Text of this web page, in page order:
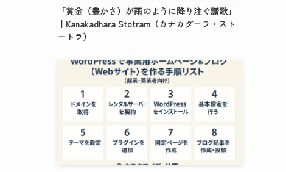
「黄金（豊かさ）が雨のように降り注ぐ讃歌」
｜Kanakadhara Stotram（カナカダーラ・スト
ートラ）